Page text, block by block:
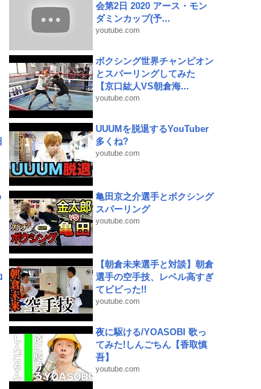
会第2日 2020 アース・モン
ダミンカップ(予...
youtube.com
ボクシング世界チャンピオン
とスパーリングしてみた
【京口紘人VS朝倉海...
youtube.com
UUUMを脱退するYouTuber
多くね?
youtube.com
亀田京之介選手とボクシング
スパーリング
youtube.com
【朝倉未来選手と対談】朝倉
選手の空手技、レベル高すぎ
てビビった!!
youtube.com
夜に駆ける/YOASOBI 歌っ
てみた!しんごちん【香取慎
吾】
youtube.com